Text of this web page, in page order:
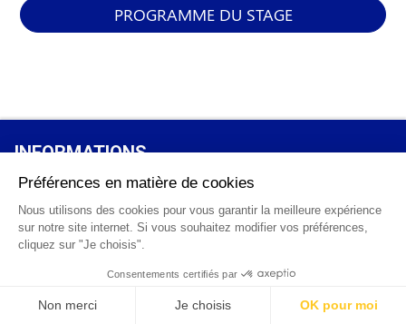
PROGRAMME DU STAGE
INFORMATIONS
GÉNÉRALES
Qui sommes-nous ?
FAQ
CGV
Mentions légales
0 820 25 02 38
info@points12.fr